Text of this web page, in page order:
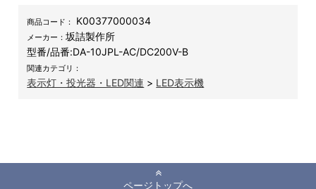
商品コード： K00377000034
メーカー：坂詰製作所
型番/品番:DA-10JPL-AC/DC200V-B
関連カテゴリ：
表示灯・投光器・LED関連 > LED表示機
ページトップへ